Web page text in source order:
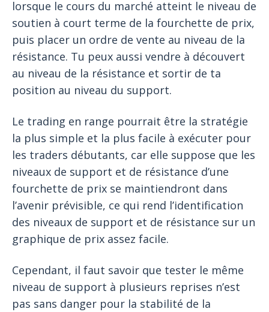
lorsque le cours du marché atteint le niveau de
soutien à court terme de la fourchette de prix,
puis placer un ordre de vente au niveau de la
résistance. Tu peux aussi vendre à découvert
au niveau de la résistance et sortir de ta
position au niveau du support.
Le trading en range pourrait être la stratégie
la plus simple et la plus facile à exécuter pour
les traders débutants, car elle suppose que les
niveaux de support et de résistance d’une
fourchette de prix se maintiendront dans
l’avenir prévisible, ce qui rend l’identification
des niveaux de support et de résistance sur un
graphique de prix assez facile.
Cependant, il faut savoir que tester le même
niveau de support à plusieurs reprises n’est
pas sans danger pour la stabilité de la